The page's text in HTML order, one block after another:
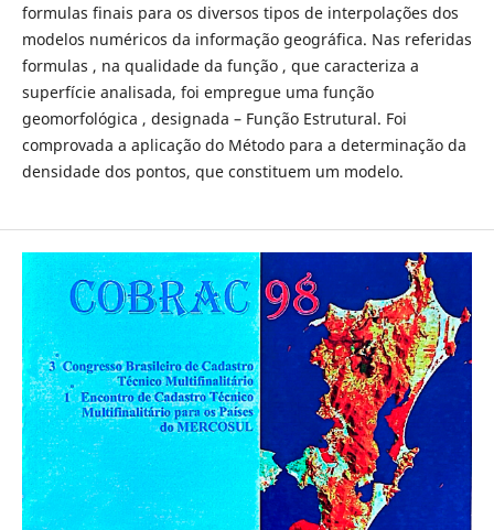
formulas finais para os diversos tipos de interpolações dos
modelos numéricos da informação geográfica. Nas referidas
formulas , na qualidade da função , que caracteriza a
superfície analisada, foi empregue uma função
geomorfológica , designada – Função Estrutural. Foi
comprovada a aplicação do Método para a determinação da
densidade dos pontos, que constituem um modelo.